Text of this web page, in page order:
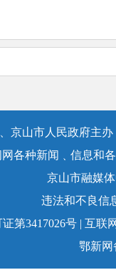
京山市人民政府主
各种新闻﹑信息和
京山市融媒
违法和不良信
第3417026号 | 互联
鄂新网